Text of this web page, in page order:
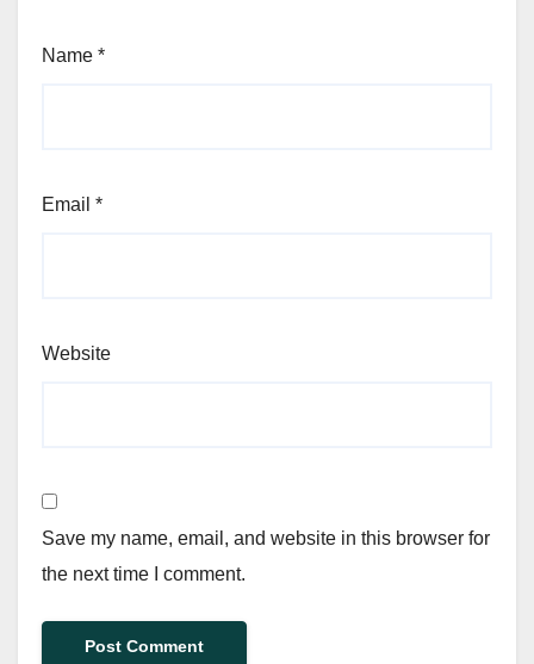
Name *
Email *
Website
Save my name, email, and website in this browser for
the next time I comment.